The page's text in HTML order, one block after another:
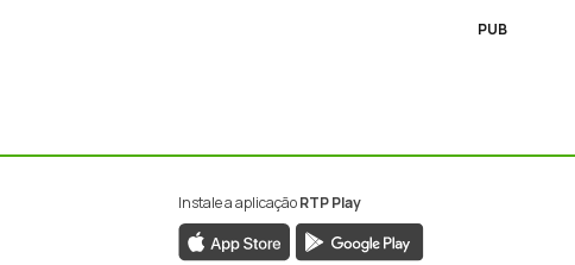
PUB
Instale a aplicaçãoRTP Play